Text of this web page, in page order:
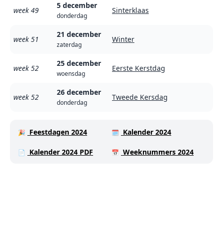
week 49
5 december
donderdag
Sinterklaas
week 51
21 december
zaterdag
Winter
week 52
25 december
woensdag
Eerste Kerstdag
week 52
26 december
donderdag
Tweede Kersdag
🎉 Feestdagen 2024 🗓️ Kalender 2024
📄 Kalender 2024 PDF 📅 Weeknummers 2024